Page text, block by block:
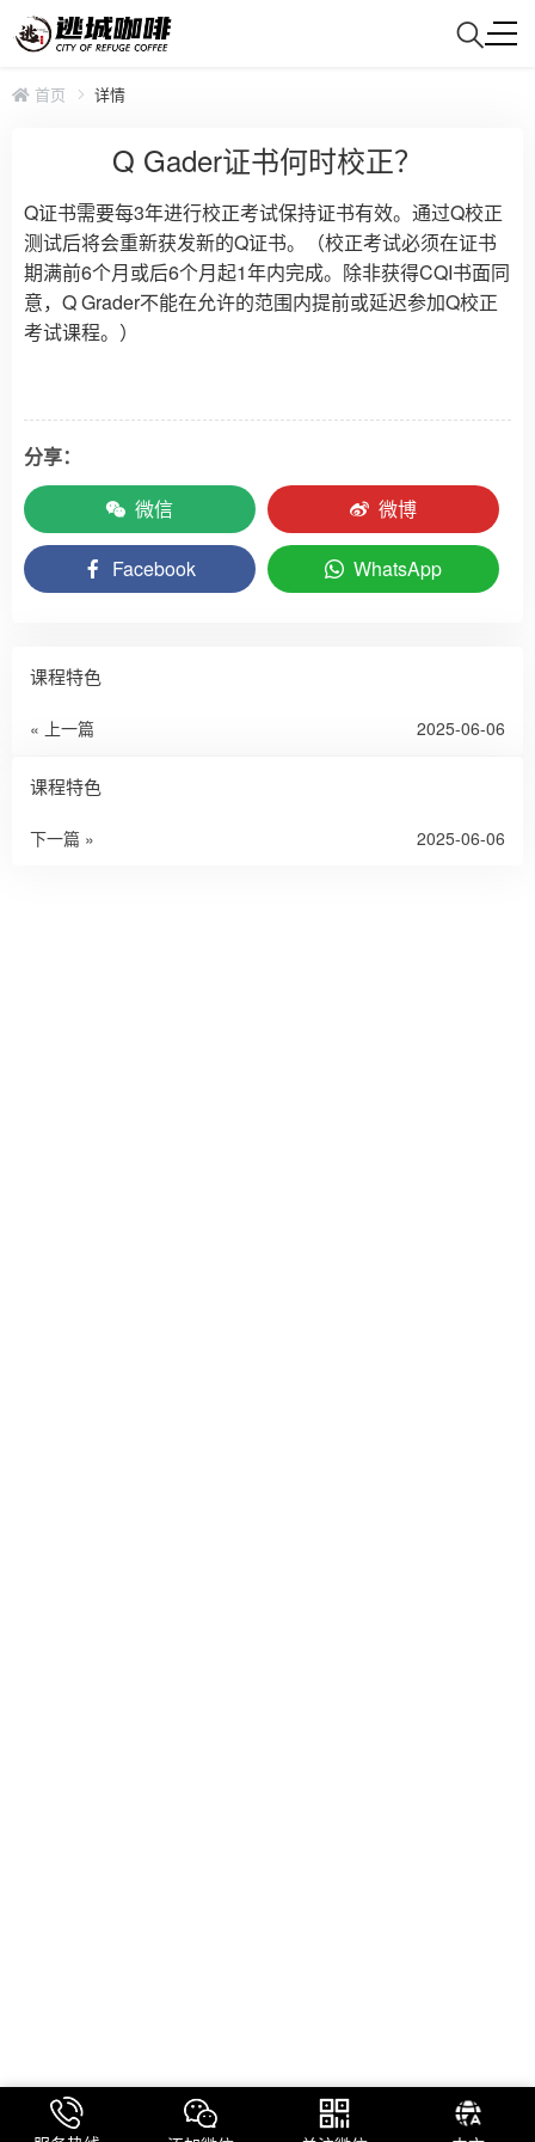
首页 详情
Q Gader证书何时校正？
Q证书需要每3年进行校正考试保持证书有效。通过Q校正
测试后将会重新获发新的Q证书。（校正考试必须在证书
期满前6个月或后6个月起1年内完成。除非获得CQI书面同
意，Q Grader不能在允许的范围内提前或延迟参加Q校正
考试课程。）
分享：
微信
微博
Facebook WhatsApp
课程特色
« 上一篇 2025-06-06
课程特色
下一篇 » 2025-06-06